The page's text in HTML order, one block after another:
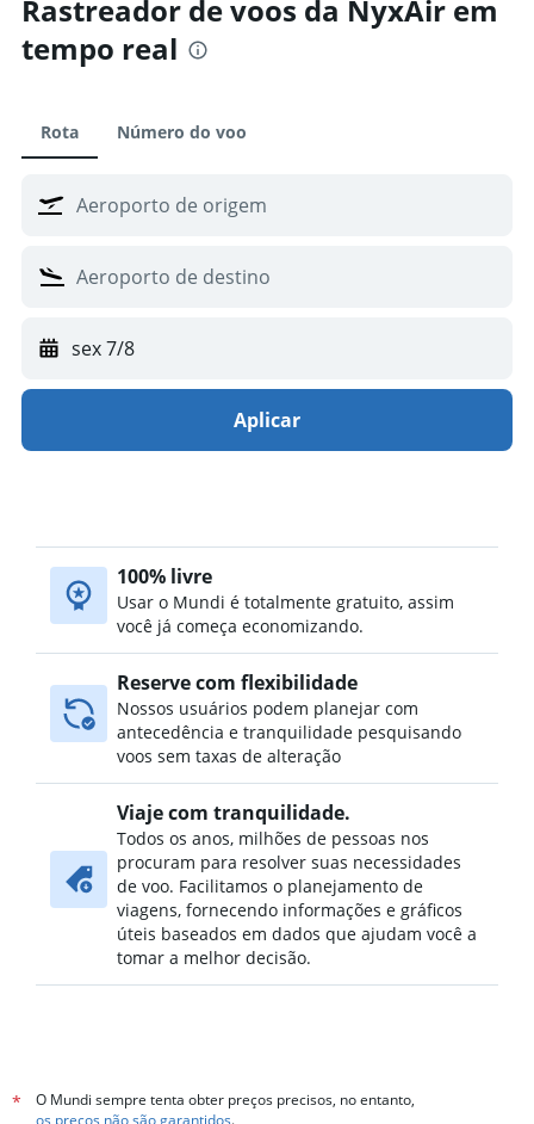
Rastreador de voos da NyxAir em
tempo real
Rota Número do voo
sex 7/8
Aplicar
100% livre
Usar o Mundi é totalmente gratuito, assim
você já começa economizando.
Reserve com flexibilidade
Nossos usuários podem planejar com
antecedência e tranquilidade pesquisando
voos sem taxas de alteração
Viaje com tranquilidade.
Todos os anos, milhões de pessoas nos
procuram para resolver suas necessidades
de voo. Facilitamos o planejamento de
viagens, fornecendo informações e gráficos
úteis baseados em dados que ajudam você a
tomar a melhor decisão.
*
O Mundi sempre tenta obter preços precisos, no entanto,
os preços não são garantidos.